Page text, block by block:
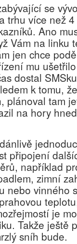
se
trhu více než
Ano
Vám na linku
jen chce
mu
dostal
k tomu,
plánoval tam
na hory
připojení
například
zimní
nebo vinného
je
Takže ještě
sníh bude.